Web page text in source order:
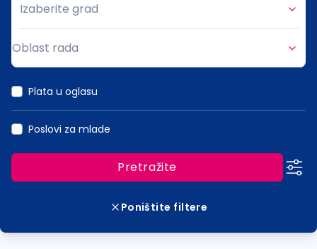
Grad
Izaberite grad
Oblast rada
Plata u oglasu
Poslovi za mlade
Pretražite
Poništite filtere